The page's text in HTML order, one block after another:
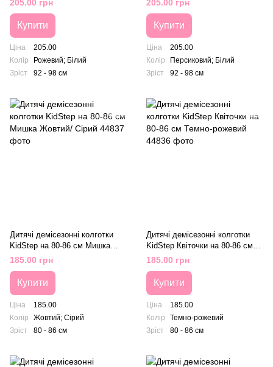
205.00 грн
Купити
Ціна
205.00
Колір
Рожевий; Білий
Зріст
92 - 98 см
205.00 грн
Купити
Ціна
205.00
Колір
Персиковий; Білий
Зріст
92 - 98 см
Дитячі демісезонні колготки
KidStep на 80-86 см Мишка
Жовтий/ Сірий
185.00 грн
Купити
Ціна
185.00
Колір
Жовтий; Сірий
Зріст
80 - 86 см
Дитячі демісезонні колготки
KidStep Квіточки на 80-86 см
Темно-рожевий
185.00 грн
Купити
Ціна
185.00
Колір
Темно-рожевий
Зріст
80 - 86 см